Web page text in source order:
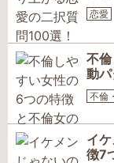
恋愛
不
動
不倫
イ
徴7